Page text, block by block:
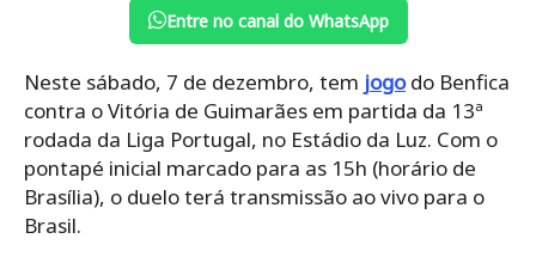
Entre no canal do WhatsApp
Neste sábado, 7 de dezembro, tem jogodo Benfica
contra o Vitória de Guimarães em partida da 13ª
rodada da Liga Portugal, no Estádio da Luz. Com o
pontapé inicial marcado para as 15h (horário de
Brasília), o duelo terá transmissão ao vivo para o
Brasil.